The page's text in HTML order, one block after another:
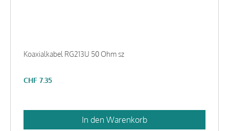
Koaxialkabel RG213U 50 Ohm sz
CHF 7.35
In den Warenkorb